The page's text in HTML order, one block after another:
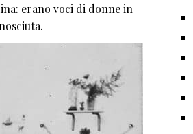
erano voci di donne in